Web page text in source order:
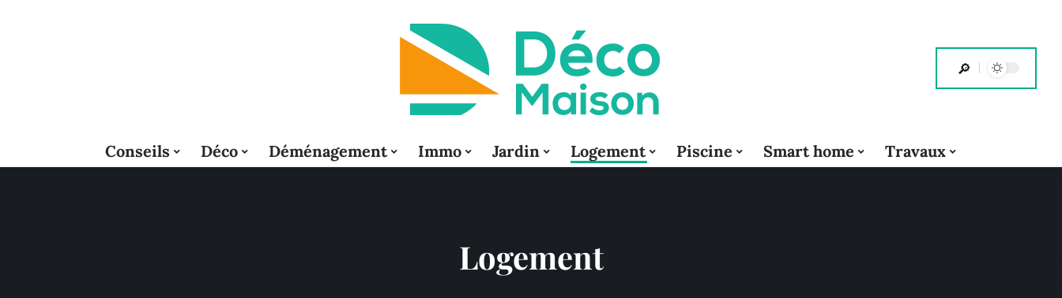
Conseils Déco Déménagement Immo Jardin Logement Piscine Smart home Travaux
Logement